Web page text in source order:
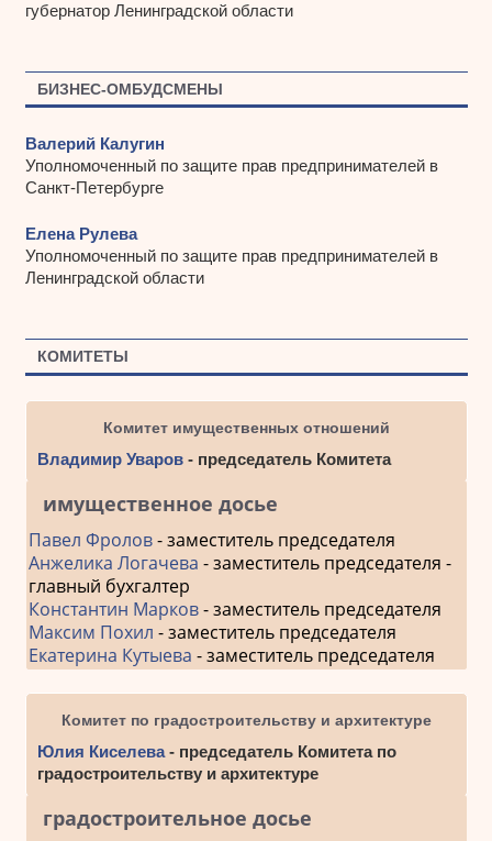
губернатор Ленинградской области
БИЗНЕС-ОМБУДСМЕНЫ
Валерий Калугин
Уполномоченный по защите прав предпринимателей в
Санкт-Петербурге
Елена Рулева
Уполномоченный по защите прав предпринимателей в
Ленинградской области
КОМИТЕТЫ
Комитет имущественных отношений
Владимир Уваров- председатель Комитета
имущественное досье
Павел Фролов- заместитель председателя
Анжелика Логачева - заместитель председателя -
главный бухгалтер
Константин Марков- заместитель председателя
Максим Похил - заместитель председателя
Екатерина Кутыева - заместитель председателя
Комитет по градостроительству и архитектуре
Юлия Киселева- председатель Комитета по
градостроительству и архитектуре
градостроительное досье